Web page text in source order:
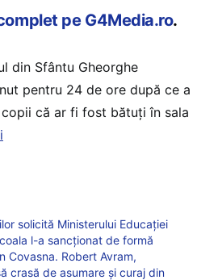
pe G4Media.ro.
din Sfântu Gheorghe
pentru 24 de ore după ce a
că ar fi fost bătuți în sala
solicită Ministerului Educației
l-a sancționat de formă
Covasna. Robert Avram,
crasă de asumare și curaj din